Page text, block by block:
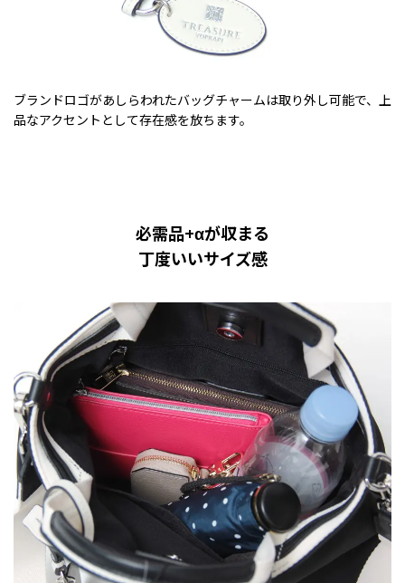
ブランドロゴがあしらわれたバッグチャームは取り外し可能で、上
品なアクセントとして存在感を放ちます。
必需品+αが収まる
丁度いいサイズ感